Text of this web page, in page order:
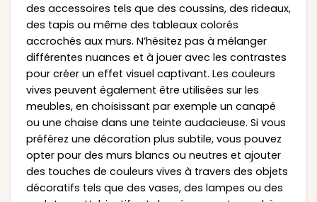
des accessoires tels que des coussins, des rideaux,
des tapis ou même des tableaux colorés
accrochés aux murs. N’hésitez pas à mélanger
différentes nuances et à jouer avec les contrastes
pour créer un effet visuel captivant. Les couleurs
vives peuvent également être utilisées sur les
meubles, en choisissant par exemple un canapé
ou une chaise dans une teinte audacieuse. Si vous
préférez une décoration plus subtile, vous pouvez
opter pour des murs blancs ou neutres et ajouter
des touches de couleurs vives à travers des objets
décoratifs tels que des vases, des lampes ou des